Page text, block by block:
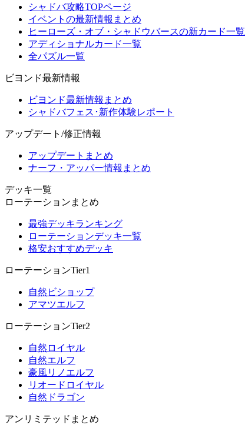
シャドバ攻略TOPページ
イベントの最新情報まとめ
ヒーローズ・オブ・シャドウバースの新カード一覧
アディショナルカード一覧
全パズル一覧
ビヨンド最新情報
ビヨンド最新情報まとめ
シャドバフェス･新作体験レポート
アップデート/修正情報
アップデートまとめ
ナーフ・アッパー情報まとめ
デッキ一覧
ローテーションまとめ
最強デッキランキング
ローテーションデッキ一覧
格安おすすめデッキ
ローテーションTier1
自然ビショップ
アマツエルフ
ローテーションTier2
自然ロイヤル
自然エルフ
豪風リノエルフ
リオードロイヤル
自然ドラゴン
アンリミテッドまとめ